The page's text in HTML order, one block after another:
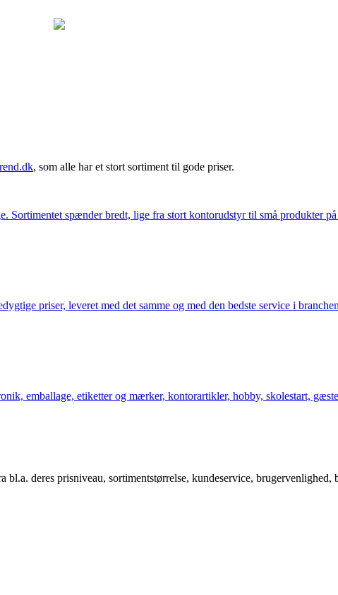
, som alle har et stort sortiment til gode priser.
Sortimentet spænder bredt, lige fra stort kontorudstyr til små produkter
priser, leveret med det samme og med den bedste service i
emballage, etiketter og mærker, kontorartikler, hobby, skolestart,
deres prisniveau, sortimentstørrelse, kundeservice, brugervenlighed,